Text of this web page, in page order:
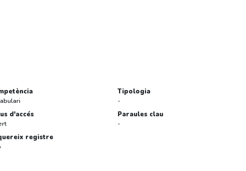
d'accés
registre
Tipologia
-
Paraules clau
-